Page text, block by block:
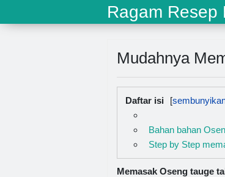
Ragam Resep
Mudahnya
Daftar isi
Bahan bahan
Step by Step
Memasak Oseng tauge